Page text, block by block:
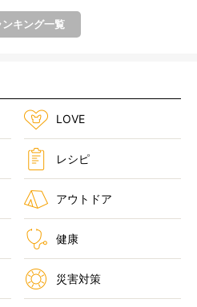
ンキング一覧
LOVE
レシピ
アウトドア
健康
災害対策